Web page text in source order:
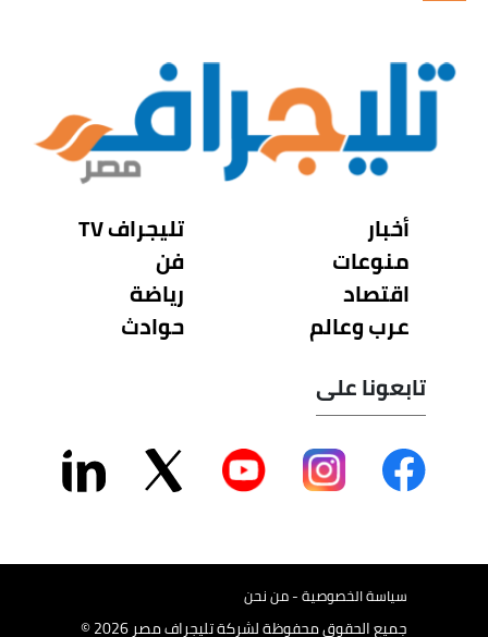
أخبار
منوعات
اقتصاد
عرب وعالم
تليجراف TV
فن
رياضة
حوادث
تابعونا على
سياسة الخصوصية - من نحن
جميع الحقوق محفوظة لشركة تليجراف مصر 2026 ©